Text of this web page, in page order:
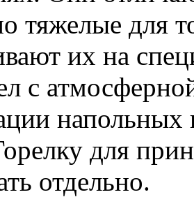
тяжелые для
их на
с
напольных
для
отдельно.